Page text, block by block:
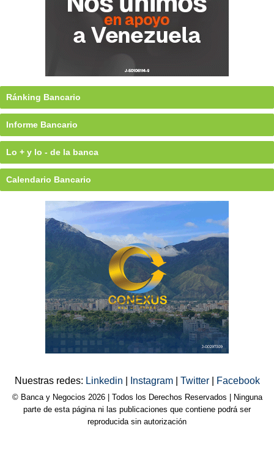
Ránking Bancario
Informe Bancario
Lo + y lo - de la banca
Calendario Bancario
Nuestras redes: Linkedin Instagram Twitter Facebook
© Banca y Negocios 2026 | Todos los Derechos Reservados | Ninguna
parte de esta página ni las publicaciones que contiene podrá ser
reproducida sin autorización